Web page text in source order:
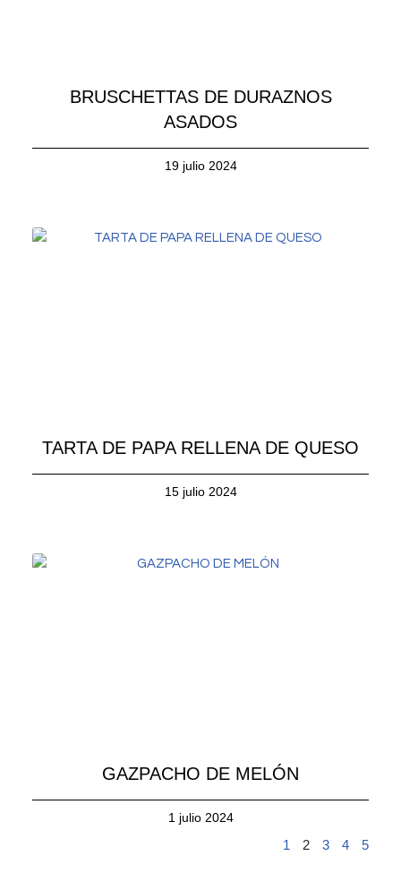
BRUSCHETTAS DE DURAZNOS
ASADOS
19 julio 2024
TARTA DE PAPA RELLENA DE QUESO
15 julio 2024
GAZPACHO DE MELÓN
1 julio 2024
1 2 3 4 5